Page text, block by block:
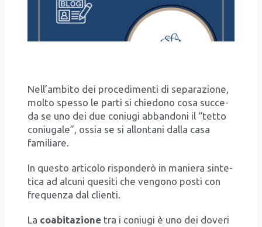
Nell’ambito dei pro­ce­di­men­ti di sepa­ra­zio­ne,
mol­to spes­so le par­ti si chie­do­no cosa suc­ce­
da se uno dei due coniu­gi abban­do­ni il “tet­to
coniu­ga­le”, ossia se si allon­ta­ni dal­la casa
fami­lia­re.
In que­sto arti­co­lo rispon­de­rò in manie­ra sin­te­
ti­ca ad alcu­ni que­si­ti che ven­go­no posti con
fre­quen­za dal clien­ti.
La coa­bi­ta­zio­ne tra i coniu­gi è uno dei dove­ri